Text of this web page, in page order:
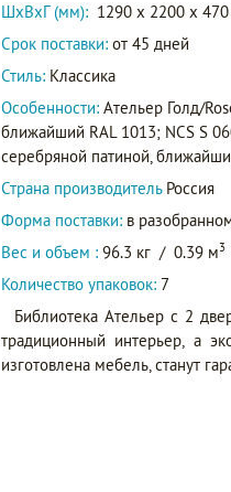
ШxВxГ (мм): 1290 x 2200 x 470
Срок поставки: от 45 дней
Стиль: Классика
Особенности: Ательер Голд/
ближайший RAL 1013; NCS S
серебряной патиной,
Страна производитель Россия
Форма поставки: в
Вес и объем : 96.3 кг / 0.39 м3
Количество упаковок: 7
Библиотека Ательер с 2
традиционный интерьер, а
изготовлена мебель, станут